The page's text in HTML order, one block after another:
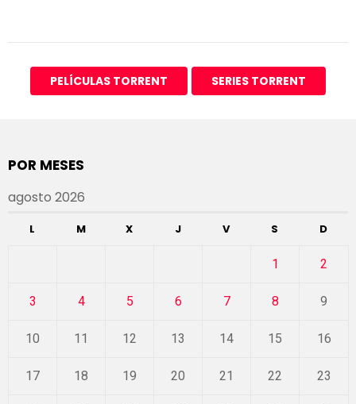
PELÍCULAS TORRENT SERIES TORRENT
POR MESES
agosto 2026
L M X J V S D
1 2
3 4 5 6 7 8 9
10 11 12 13 14 15 16
17 18 19 20 21 22 23